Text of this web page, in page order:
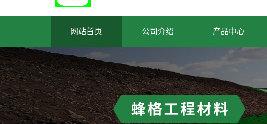
网站首页 公司介绍 产品中心